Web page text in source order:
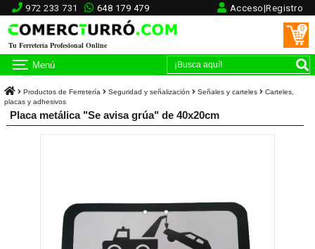
972 233 731 648 179 479 Acceso|Registro
Tu Ferretería Profesional Online
0
Menú
Productos de Ferretería Seguridad y señalización Señales y carteles
Carteles,
placas y adhesivos
Placa metálica "Se avisa grúa" de 40x20cm